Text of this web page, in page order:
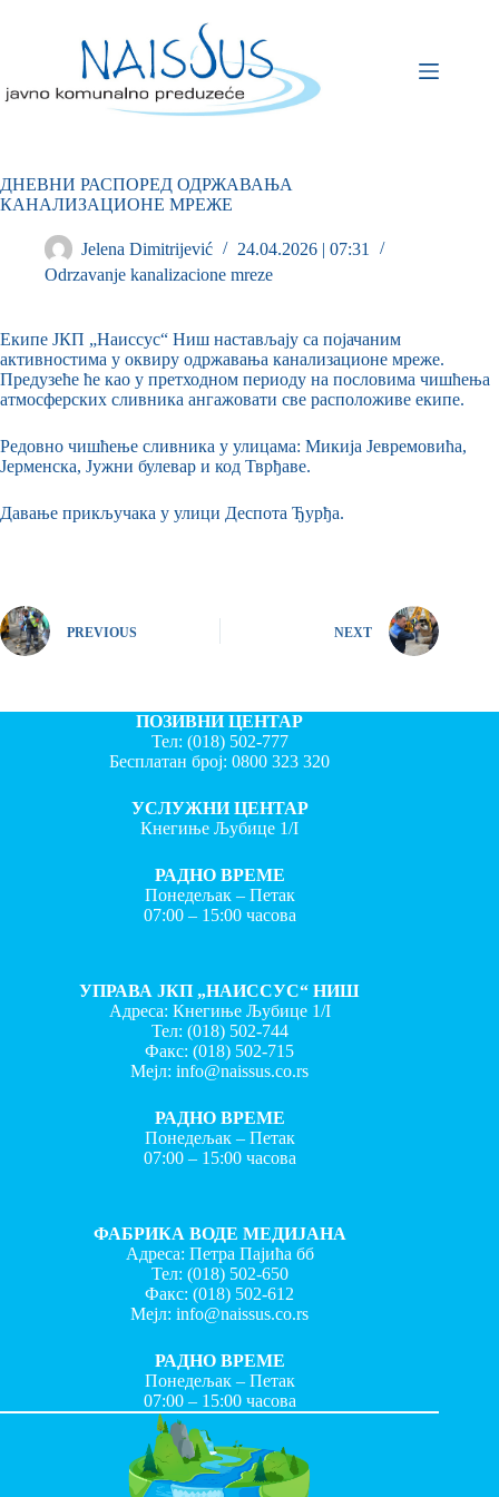
ДНЕВНИ РАСПОРЕД ОДРЖАВАЊА
КАНАЛИЗАЦИОНЕ МРЕЖЕ
Jelena Dimitrijević
24.04.2026 | 07:31
Odrzavanje kanalizacione mreze
Екипе ЈКП „Наиссус“ Ниш настављају са појачаним
активностима у оквиру одржавања канализационе мреже.
Предузеће ће као у претходном периоду на пословима чишћења
атмосферских сливника ангажовати све расположиве екипе.
Редовно чишћење сливника у улицама: Микија Јевремовића,
Јерменска, Јужни булевар и код Тврђаве.
Давање прикључака у улици Деспота Ђурђа.
PREVIOUS NEXT
ПОЗИВНИ ЦЕНТАР
Тел: (018) 502-777
Бесплатан број:0800 323 320
УСЛУЖНИ ЦЕНТАР
Кнегиње Љубице 1/I
РАДНО ВРЕМЕ
Понедељак – Петак
07:00 – 15:00 часова
УПРАВА ЈКП „НАИССУС“ НИШ
Адреса: Кнегиње Љубице 1/I
Тел: (018) 502-744
Факс:(018) 502-715
Мејл:info@naissus.co.rs
РАДНО ВРЕМЕ
Понедељак – Петак
07:00 – 15:00 часова
ФАБРИКА ВОДЕ МЕДИЈАНА
Адреса: Петра Пајића бб
Тел: (018) 502-650
Факс:(018) 502-612
Мејл:info@naissus.co.rs
РАДНО ВРЕМЕ
Понедељак – Петак
07:00 – 15:00 часова